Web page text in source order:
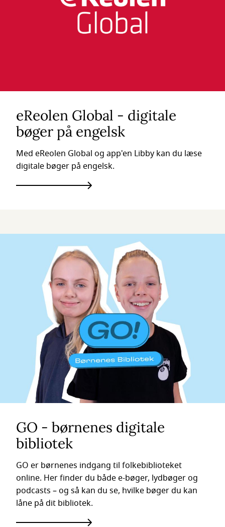
eReolen Global - digitale
bøger på engelsk
Med eReolen Global og app'en Libby kan du læse
digitale bøger på engelsk.
GO - børnenes digitale
bibliotek
GO er børnenes indgang til folkebiblioteket
online. Her finder du både e-bøger, lydbøger og
podcasts – og så kan du se, hvilke bøger du kan
låne på dit bibliotek.